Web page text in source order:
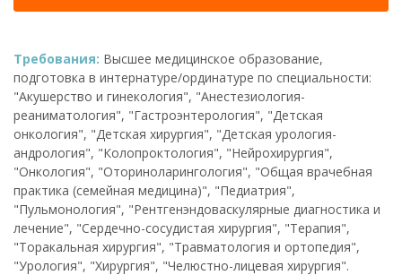
Требования: Высшее медицинское образование,
подготовка в интернатуре/ординатуре по специальности:
"Акушерство и гинекология", "Анестезиология-
реаниматология", "Гастроэнтерология", "Детская
онкология", "Детская хирургия", "Детская урология-
андрология", "Колопроктология", "Нейрохирургия",
"Онкология", "Оториноларингология", "Общая врачебная
практика (семейная медицина)", "Педиатрия",
"Пульмонология", "Рентгенэндоваскулярные диагностика и
лечение", "Сердечно-сосудистая хирургия", "Терапия",
"Торакальная хирургия", "Травматология и ортопедия",
"Урология", "Хирургия", "Челюстно-лицевая хирургия".